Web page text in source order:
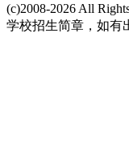
(c)2008-2026 All
学校招生简章，如有